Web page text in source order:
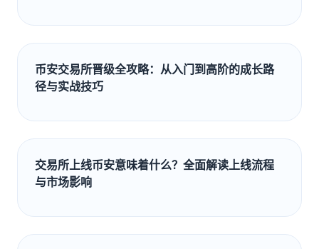
币安交易所晋级全攻略：从入门到高阶的成长路
径与实战技巧
交易所上线币安意味着什么？全面解读上线流程
与市场影响